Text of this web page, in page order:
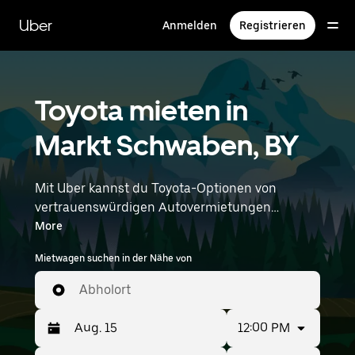
zum
Hauptinhalt
Uber Anmelden Registrieren
Toyota mieten in
Markt Schwaben, BY
Mit Uber kannst du Toyota-Optionen von
vertrauenswürdigen Autovermietungen
durchstöbern. Finde den richtigen Leihwagen
von Toyota für Besorgungen, Roadtrips oder
tägliche Fahrten. Egal, ob du Preis, Größe oder
Stil priorisierst: Hier findest du Optionen, die
deinen Wünschen entsprechen. Gib deine Zeit-
und Standortangaben (z. B. Munich Airport) ein,
um Toyota-Vermietungen in deiner Nähe zu
More
Mietwagen suchen in der Nähe von
Abholort
12:00 PM